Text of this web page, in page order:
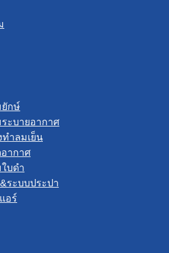
กษ์
ะบายอากาศ
ทำลมเย็น
ากาศ
บดำ
ระบบประปา
อร์